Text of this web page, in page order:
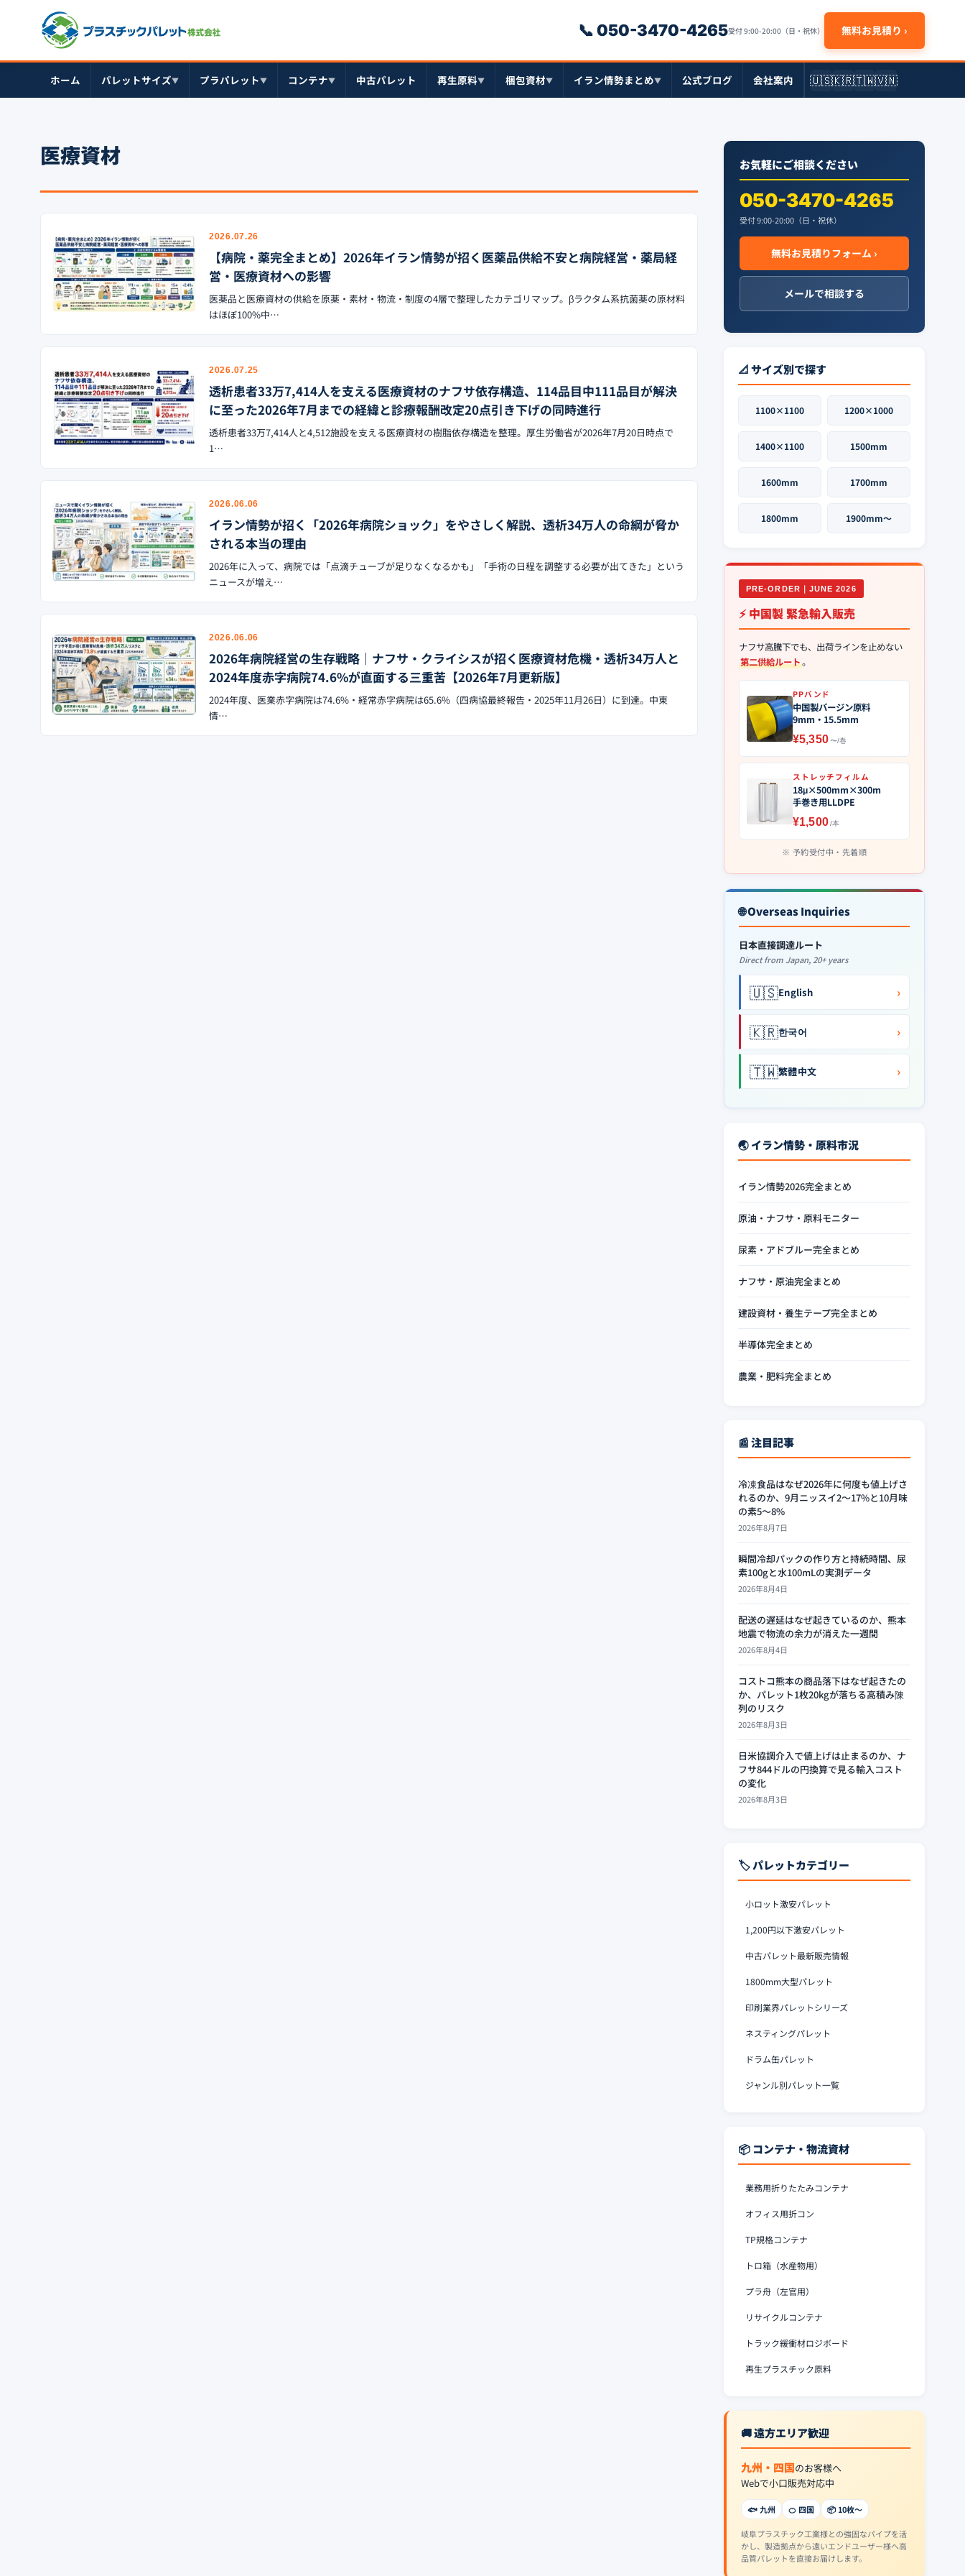
📞 050-3470-4265受付 9:00-20:00（日・祝休） 無料お見積り ›
ホーム パレットサイズ▼ プラパレット▼ コンテナ▼ 中古パレット 再生原料▼ 梱包資材▼ イラン情勢まとめ▼ 公式ブログ 会社案内 🇺🇸🇰🇷🇹🇼🇻🇳
医療資材
2026.07.26
【病院・薬完全まとめ】2026年イラン情勢が招く医薬品供給不安と病院経営・薬局経
営・医療資材への影響
医薬品と医療資材の供給を原薬・素材・物流・制度の4層で整理したカテゴリマップ。βラクタム系抗菌薬の原材料
はほぼ100%中…
2026.07.25
透析患者33万7,414人を支える医療資材のナフサ依存構造、114品目中111品目が解決
に至った2026年7月までの経緯と診療報酬改定20点引き下げの同時進行
透析患者33万7,414人と4,512施設を支える医療資材の樹脂依存構造を整理。厚生労働省が2026年7月20日時点で
1…
2026.06.06
イラン情勢が招く「2026年病院ショック」をやさしく解説、透析34万人の命綱が脅か
される本当の理由
2026年に入って、病院では「点滴チューブが足りなくなるかも」「手術の日程を調整する必要が出てきた」という
ニュースが増え…
2026.06.06
2026年病院経営の生存戦略｜ナフサ・クライシスが招く医療資材危機・透析34万人と
2024年度赤字病院74.6%が直面する三重苦【2026年7月更新版】
2024年度、医業赤字病院は74.6%・経常赤字病院は65.6%（四病協最終報告・2025年11月26日）に到達。中東
情…
お気軽にご相談ください
050-3470-4265
受付 9:00-20:00（日・祝休）
無料お見積りフォーム ›
メールで相談する
📐 サイズ別で探す
1100×1100 1200×1000
1400×1100 1500mm
1600mm 1700mm
1800mm 1900mm〜
PRE-ORDER｜JUNE 2026
⚡ 中国製 緊急輸入販売
ナフサ高騰下でも、出荷ラインを止めない
第二供給ルート。
PPバンド
中国製バージン原料
9mm・15.5mm
¥5,350〜/巻
ストレッチフィルム
18μ×500mm×300m
手巻き用LLDPE
¥1,500/本
予約受付中・先着順
🌐 Overseas Inquiries
日本直接調達ルート
Direct from Japan, 20+ years
🇺🇸English ›
🇰🇷한국어 ›
🇹🇼繁體中文 ›
🌏 イラン情勢・原料市況
イラン情勢2026完全まとめ
原油・ナフサ・原料モニター
尿素・アドブルー完全まとめ
ナフサ・原油完全まとめ
建設資材・養生テープ完全まとめ
半導体完全まとめ
農業・肥料完全まとめ
📰 注目記事
冷凍食品はなぜ2026年に何度も値上げさ
れるのか、9月ニッスイ2〜17%と10月味
の素5〜8%
2026年8月7日
瞬間冷却パックの作り方と持続時間、尿
素100gと水100mLの実測データ
2026年8月4日
配送の遅延はなぜ起きているのか、熊本
地震で物流の余力が消えた一週間
2026年8月4日
コストコ熊本の商品落下はなぜ起きたの
か、パレット1枚20kgが落ちる高積み陳
列のリスク
2026年8月3日
日米協調介入で値上げは止まるのか、ナ
フサ844ドルの円換算で見る輸入コスト
の変化
2026年8月3日
🏷️ パレットカテゴリー
小ロット激安パレット
1,200円以下激安パレット
中古パレット最新販売情報
1800mm大型パレット
印刷業界パレットシリーズ
ネスティングパレット
ドラム缶パレット
ジャンル別パレット一覧
📦 コンテナ・物流資材
業務用折りたたみコンテナ
オフィス用折コン
TP規格コンテナ
トロ箱（水産物用）
プラ舟（左官用）
リサイクルコンテナ
トラック緩衝材ロジボード
再生プラスチック原料
🚚 遠方エリア歓迎
九州・四国のお客様へ
Webで小口販売対応中
🐟 九州 🍊 四国 📦 10枚〜
岐阜プラスチック工業様との強固なパイプを活
かし、製造拠点から遠いエンドユーザー様へ高
品質パレットを直接お届けします。